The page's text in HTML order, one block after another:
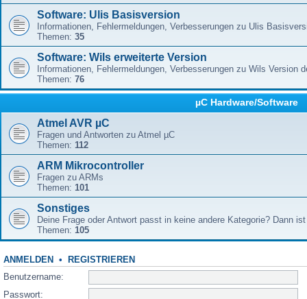
Software: Ulis Basisversion
Informationen, Fehlermeldungen, Verbesserungen zu Ulis
Themen: 35
Software: Wils erweiterte Version
Informationen, Fehlermeldungen, Verbesserungen zu Wils Version
Themen: 76
µC Hardware/Software
Atmel AVR µC
Fragen und Antworten zu Atmel µC
Themen: 112
ARM Mikrocontroller
Fragen zu ARMs
Themen: 101
Sonstiges
Deine Frage oder Antwort passt in keine andere Kategorie? Dann
Themen: 105
ANMELDEN • REGISTRIEREN
Benutzername:
Passwort: